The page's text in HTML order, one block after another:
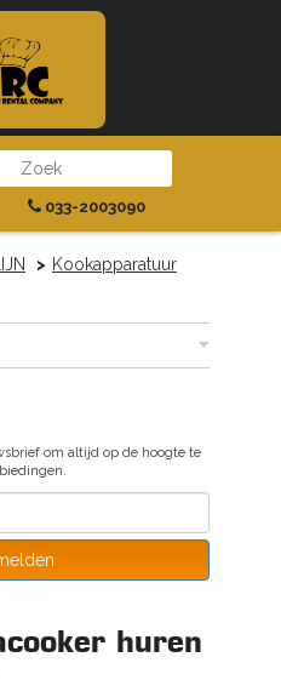
|REGISTREREN
033-2003090
Kookapparatuur
om altijd op de hoogte te
huren